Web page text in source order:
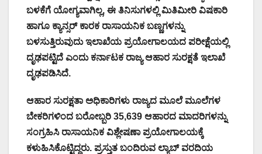
ಬಳಕೆಗೆ ಯೋಗ್ಯವಾಗಿಲ್ಲ, ಈ ತಿನಿಸುಗಳಲ್ಲಿ ಮಿತಿಮೀರಿ ವಿಷಕಾರಿ
ಹಾಗೂ ಕ್ಯಾನ್ಸರ್ ಕಾರಕ ರಾಸಾಯನಿಕ ಬಣ್ಣಗಳನ್ನು
ಬಳಸುತ್ತಿರುವುದು ಇಲಾಖೆಯ ಪ್ರಯೋಗಾಲಯದ ಪರೀಕ್ಷೆಯಲ್ಲಿ
ದೃಢಪಟ್ಟಿದೆ ಎಂದು ಕರ್ನಾಟಕ ರಾಜ್ಯ ಆಹಾರ ಸುರಕ್ಷತೆ ಇಲಾಖೆ
ದೃಢಪಡಿಸಿದೆ.
ಆಹಾರ ಸುರಕ್ಷತಾ ಅಧಿಕಾರಿಗಳು ರಾಜ್ಯದ ಮೂಲೆ ಮೂಲೆಗಳ
ಬೇಕರಿಗಳಿಂದ ಬರೋಬ್ಬರಿ 35,639 ಆಹಾರದ ಮಾದರಿಗಳನ್ನು
ಸಂಗ್ರಹಿಸಿ ರಾಸಾಯನಿಕ ವಿಶ್ಲೇಷಣಾ ಪ್ರಯೋಗಾಲಯಕ್ಕೆ
ಕಳುಹಿಸಿಕೊಟ್ಟಿದ್ದರು. ಪ್ರಸ್ತುತ ಬಂದಿರುವ ಲ್ಯಾಬ್ ವರದಿಯ